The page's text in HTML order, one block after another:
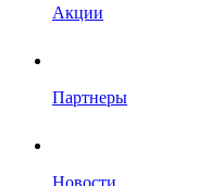
Акции
Партнеры
Новости